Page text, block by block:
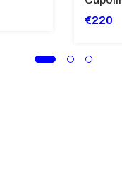
€220